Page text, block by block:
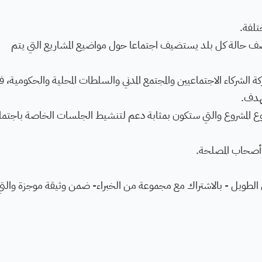
حالة كل بلد يستضيف اجتماعا حول مواضيع المشاريع التي يتم
الشركاء الاجتماعيين والمجتمع المدني والسلطات المحلية
والتي ستكون بمثابة دعم لتنشيط الجلسات الخاصة
أصحاب المصلحة.
- بالاشتراك مع مجموعة من الخبراء- ضمن وثيقة موجزة